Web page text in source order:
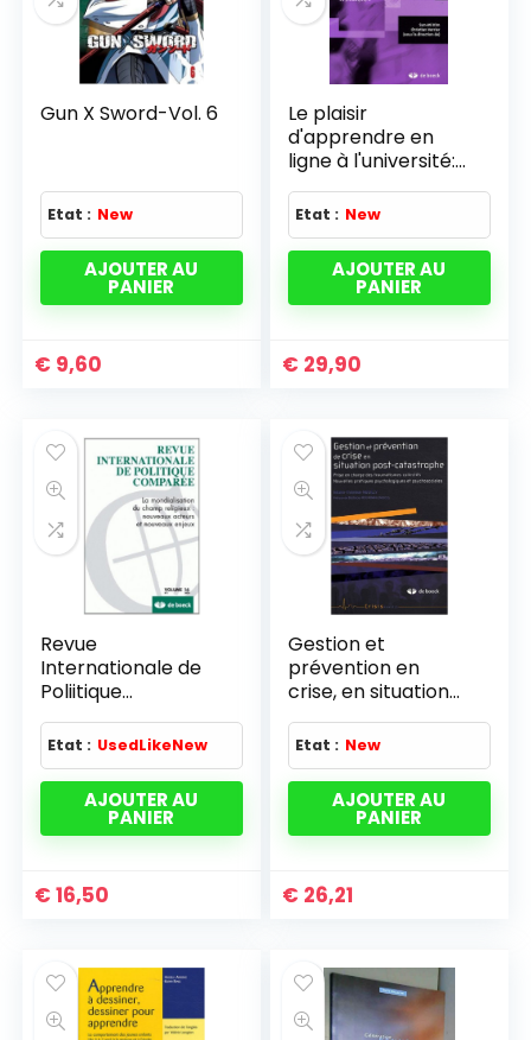
Gun X Sword-Vol. 6
Etat : New
AJOUTER AU
PANIER
€ 9,60
Le plaisir
d'apprendre en
ligne à l'université:
Implication et
pédagogie (2009)
Etat : New
AJOUTER AU
PANIER
€ 29,90
Revue
Internationale de
Poliitique
Comparée 2009/1 –
Vol.16 Wallonie et
Bruxelles : Analyses
et Enje
Etat : UsedLikeNew
AJOUTER AU
PANIER
€ 16,50
Gestion et
prévention en
crise, en situation
post-catastrophe
Etat : New
AJOUTER AU
PANIER
€ 26,21